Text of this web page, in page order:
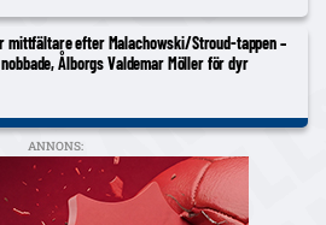
mittfältare efter Malachowski/Stroud-tappen –
Ålborgs Valdemar Möller för dyr
ANNONS: